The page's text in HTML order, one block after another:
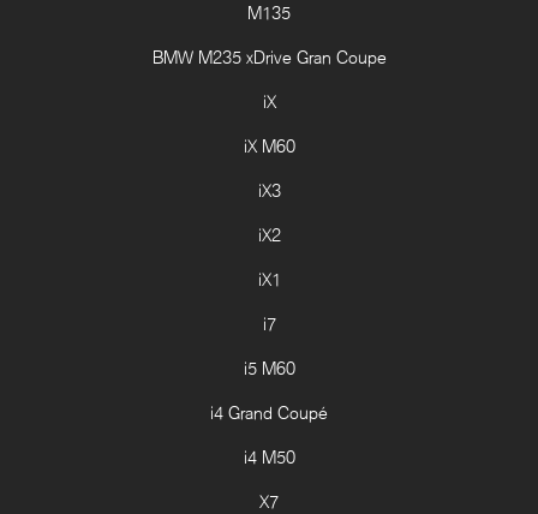
M135
BMW M235 xDrive Gran Coupe
iX
iX M60
iX3
iX2
iX1
i7
i5 M60
i4 Grand Coupé
i4 M50
X7